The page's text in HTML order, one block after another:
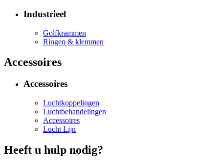
Industrieel
Golfkrammen
Ringen & klemmen
Accessoires
Accessoires
Luchtkoppelingen
Luchtbehandelingen
Accessoires
Lucht Lijn
Heeft u hulp nodig?